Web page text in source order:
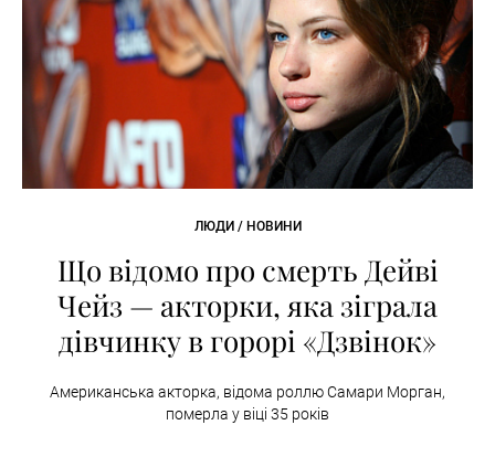
ЛЮДИ / НОВИНИ
Що відомо про смерть Дейві
Чейз — акторки, яка зіграла
дівчинку в горорі «Дзвінок»
Американська акторка, відома роллю Самари Морган,
померла у віці 35 років